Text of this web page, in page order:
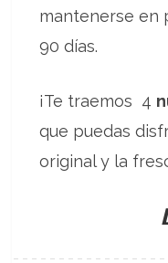
mantenerse en
90 días.
¡Te traemos 4
que puedas
original y la